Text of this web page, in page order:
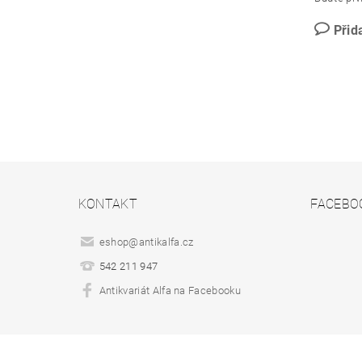
KONTAKT
eshop@antikalfa.cz
542 211 947
Antikvariát Alfa na Facebooku